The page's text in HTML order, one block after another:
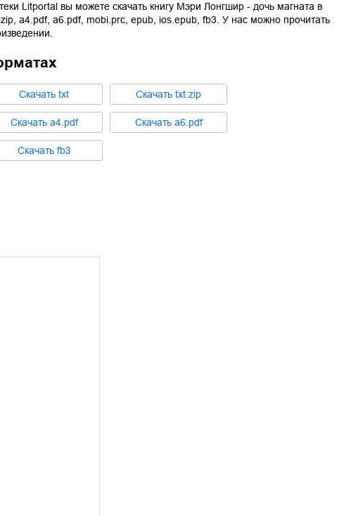
Litportal вы можете скачать книгу Мэри Лонгшир - дочь магната в
a4.pdf, a6.pdf, mobi.prc epub ios.epub fb3 . У нас можно прочитать
Cкачать txt Cкачать txt.zip
Cкачать a4.pdf Cкачать a6.pdf
Cкачать fb3